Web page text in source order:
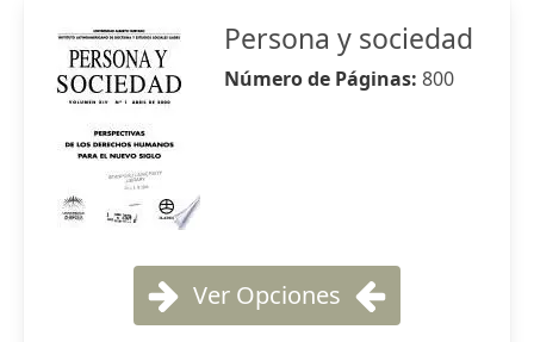
Persona y sociedad
Número de Páginas: 800
Ver Opciones